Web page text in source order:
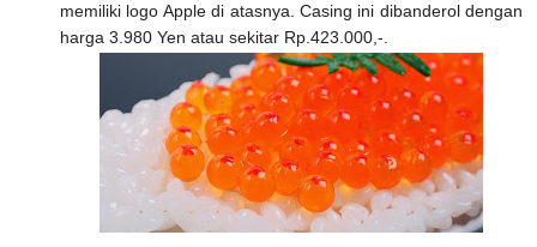
memiliki logo Apple di atasnya. Casing ini dibanderol dengan
harga 3.980 Yen atau sekitar Rp.423.000,-.